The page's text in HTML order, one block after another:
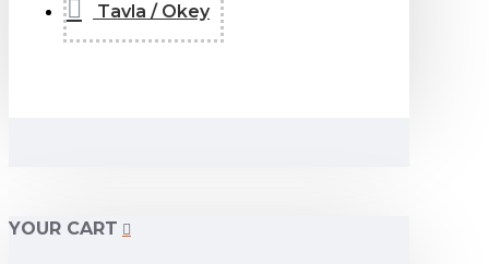
Tavla / Okey
YOUR CART